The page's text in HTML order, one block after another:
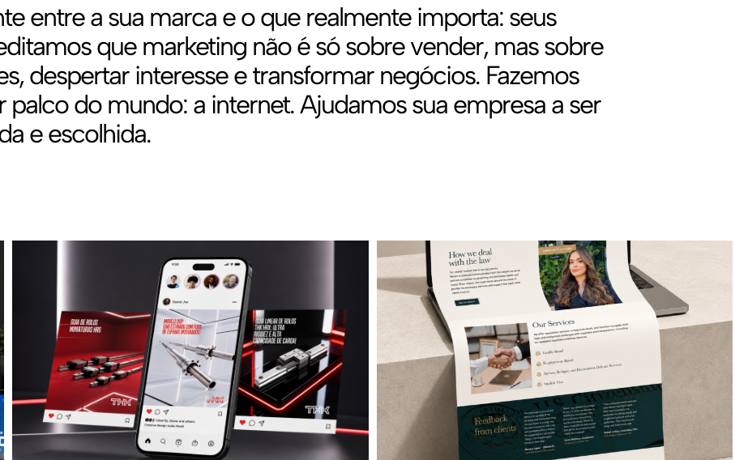
entre a sua marca e o que realmente importa: seus
que marketing não é só sobre vender, mas sobre
despertar interesse e transformar negócios. Fazemos
palco do mundo: a internet. Ajudamos sua empresa a ser
e escolhida.